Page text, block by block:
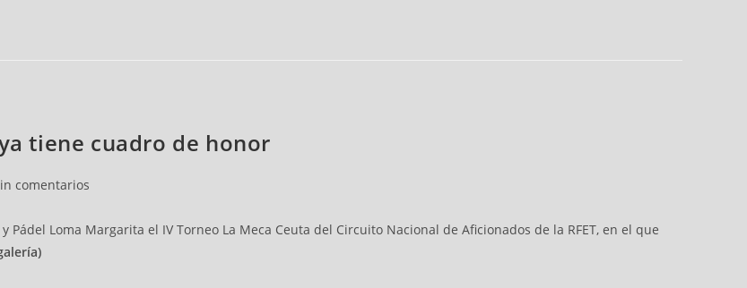
tiene cuadro de honor
comentarios
Loma Margarita el IV Torneo La Meca Ceuta del Circuito Nacional de Aficionados de la RFET, en el que